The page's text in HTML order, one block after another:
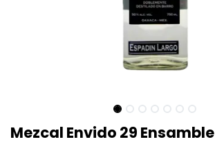
Mezcal Envido 29 Ensamble